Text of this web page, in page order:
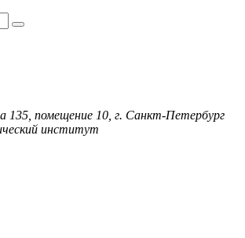
135, помещение 10, г. Санкт-Петербург
институт